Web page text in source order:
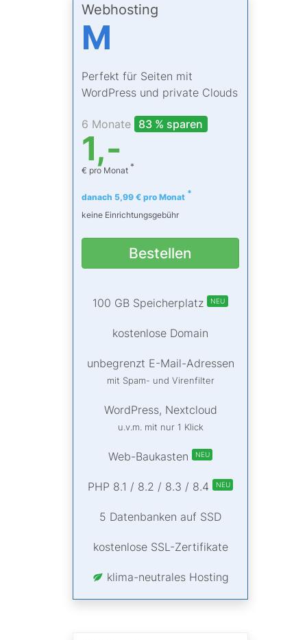
Webhosting
M
Perfekt für Seiten mit
WordPress und private Clouds
6 Monate 83 % sparen
1,-
€ pro Monat *
danach 5,99 € pro Monat *
keine Einrichtungsgebühr
Bestellen
100 GB Speicherplatz NEU
kostenlose Domain
unbegrenzt E-Mail-Adressen
mit Spam- und Virenfilter
WordPress, Nextcloud
u.v.m. mit nur 1 Klick
Web-Baukasten NEU
PHP 8.1 / 8.2 / 8.3 / 8.4 NEU
5 Datenbanken auf SSD
kostenlose SSL-Zertifikate
klima-neutrales Hosting